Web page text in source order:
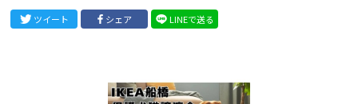
ツイート シェア LINEで送る